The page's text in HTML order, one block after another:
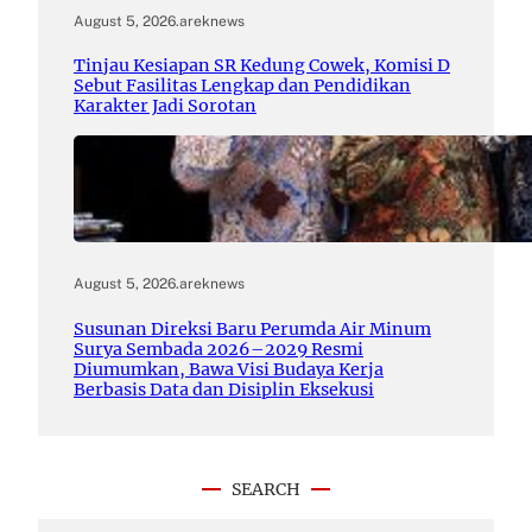
August 5, 2026.areknews
Tinjau Kesiapan SR Kedung Cowek, Komisi D
Sebut Fasilitas Lengkap dan Pendidikan
Karakter Jadi Sorotan
August 5, 2026.areknews
Susunan Direksi Baru Perumda Air Minum
Surya Sembada 2026–2029 Resmi
Diumumkan, Bawa Visi Budaya Kerja
Berbasis Data dan Disiplin Eksekusi
SEARCH